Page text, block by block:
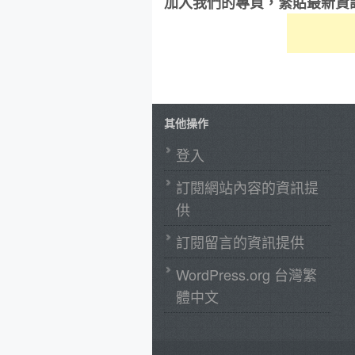
其他操作
登入
訂閱網站內容的資訊提
供
訂閱留言的資訊提供
WordPress.org 台灣繁
體中文